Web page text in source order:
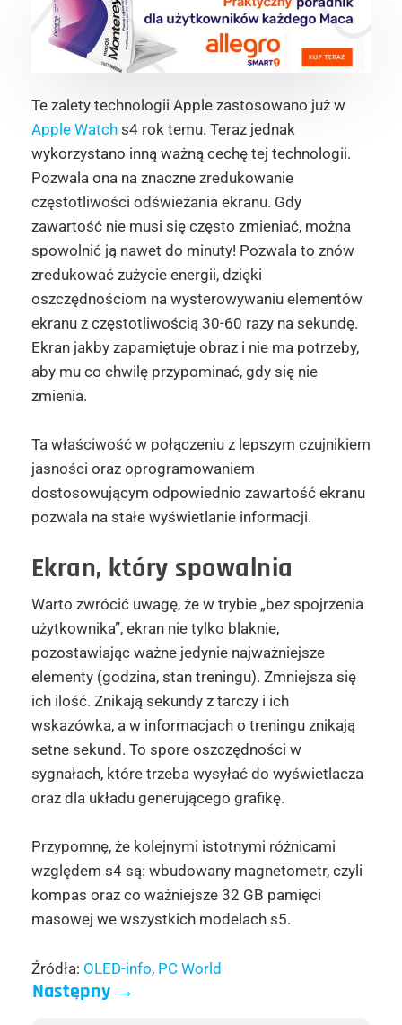
Te zalety technologii Apple zastosowano już w
Apple Watchs4 rok temu. Teraz jednak
wykorzystano inną ważną cechę tej technologii.
Pozwala ona na znaczne zredukowanie
częstotliwości odświeżania ekranu. Gdy
zawartość nie musi się często zmieniać, można
spowolnić ją nawet do minuty! Pozwala to znów
zredukować zużycie energii, dzięki
oszczędnościom na wysterowywaniu elementów
ekranu z częstotliwością 30-60 razy na sekundę.
Ekran jakby zapamiętuje obraz i nie ma potrzeby,
aby mu co chwilę przypominać, gdy się nie
zmienia.
Ta właściwość w połączeniu z lepszym czujnikiem
jasności oraz oprogramowaniem
dostosowującym odpowiednio zawartość ekranu
pozwala na stałe wyświetlanie informacji.
Ekran, który spowalnia
Warto zwrócić uwagę, że w trybie „bez spojrzenia
użytkownika”, ekran nie tylko blaknie,
pozostawiając ważne jedynie najważniejsze
elementy (godzina, stan treningu). Zmniejsza się
ich ilość. Znikają sekundy z tarczy i ich
wskazówka, a w informacjach o treningu znikają
setne sekund. To spore oszczędności w
sygnałach, które trzeba wysyłać do wyświetlacza
oraz dla układu generującego grafikę.
Przypomnę, że kolejnymi istotnymi różnicami
względem s4 są: wbudowany magnetometr, czyli
kompas oraz co ważniejsze 32 GB pamięci
masowej we wszystkich modelach s5.
Źródła: OLED-info, PC World
Następny→